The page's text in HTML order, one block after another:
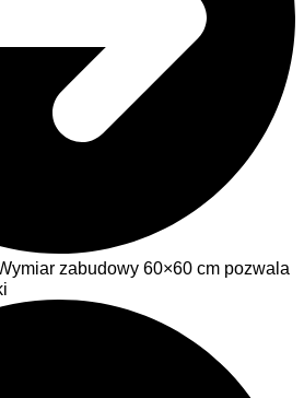
zabudowy 60×60 cm pozwala